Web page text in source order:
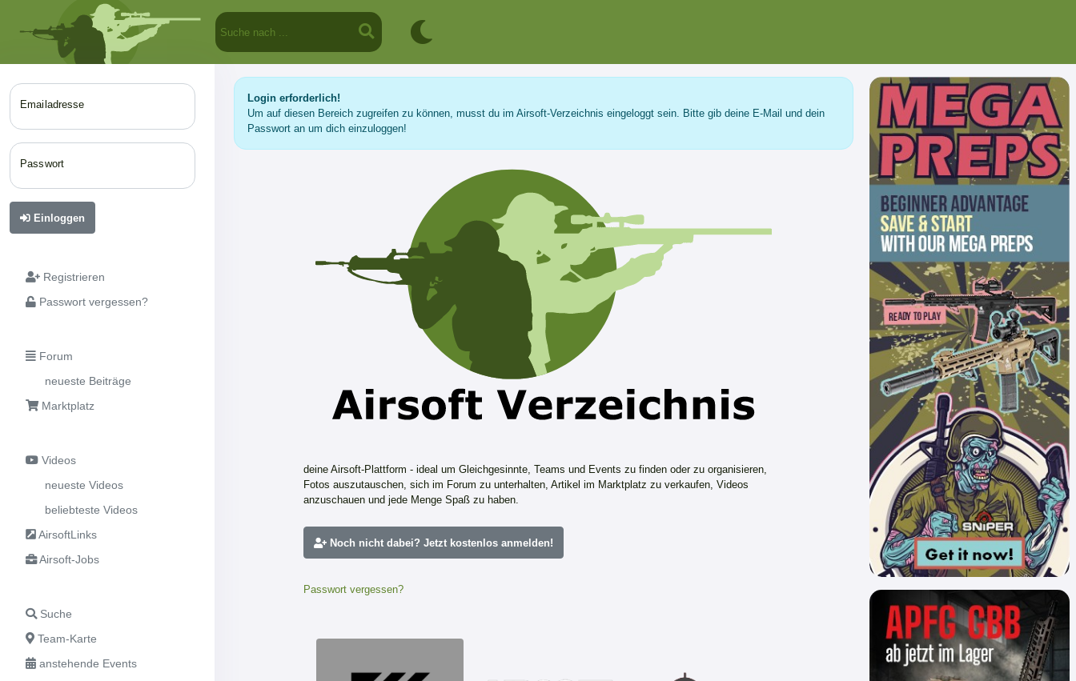
Emailadresse
Passwort
Einloggen
Registrieren
Passwort vergessen?
Forum
neueste Beiträge
Marktplatz
Videos
neueste Videos
beliebteste Videos
AirsoftLinks
Airsoft-Jobs
Suche
Team-Karte
anstehende Events
Login erforderlich!
Um auf diesen Bereich zugreifen zu können, musst du im Airsoft-Verzeichnis eingeloggt sein. Bitte gib deine E-Mail und dein
Passwort an um dich einzuloggen!
deine Airsoft-Plattform - ideal um Gleichgesinnte, Teams und Events zu finden oder zu organisieren,
Fotos auszutauschen, sich im Forum zu unterhalten, Artikel im Marktplatz zu verkaufen, Videos
anzuschauen und jede Menge Spaß zu haben.
Noch nicht dabei? Jetzt kostenlos anmelden!
Passwort vergessen?